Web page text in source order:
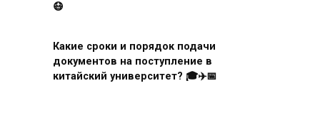
😷
Какие сроки и порядок подачи
документов на поступление в
китайский университет? 🎓✈️📅